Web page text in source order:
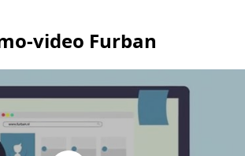
video Furban